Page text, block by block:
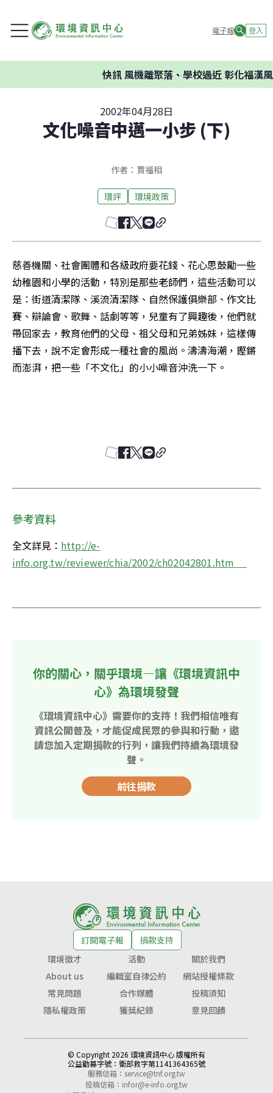
電子報 登入
快訊風機離聚落、學校過近 彰化福漢
2002年04月28日
文化噪音中邁一小步 (下)
作者：賈福相
環評 環境政策
慈善機關、社會團體和各級政府要花錢、花心思鼓勵一些
幼稚園和小學的活動，特別是那些老師們，這些活動可以
是：街道清潔隊、溪流清潔隊、自然保護俱樂部、作文比
賽、辯論會、歌舞、話劇等等，兒童有了興趣後，他們就
帶回家去，教育他們的父母、祖父母和兄弟姊妹，這樣傳
播下去，說不定會形成一種社會的風尚。濤濤海潮，鏗鏘
而澎湃，把一些「不文化」的小小噪音沖洗一下。
參考資料
全文詳見： http://e-
info.org.tw/reviewer/chia/2002/ch02042801.htm
你的關心，關乎環境—讓《環境資訊中
心》為環境發聲
《環境資訊中心》需要你的支持！我們相信唯有
資訊公開普及，才能促成民眾的參與和行動，邀
請您加入定期捐款的行列，讓我們持續為環境發
聲。
前往捐款
訂閱電子報
捐款支持
環境徵才
活動
關於我們
About us
編輯室自律公約
網站授權條款
常見問題
合作媒體
投稿須知
隱私權政策
獲獎紀錄 意見回饋
© Copyright 2026 環境資訊中心 版權所有
公益勸募字號： 衛部救字第1141364365號
服務信箱： service@tnf.org.tw
投稿信箱： infor@e-info.org.tw